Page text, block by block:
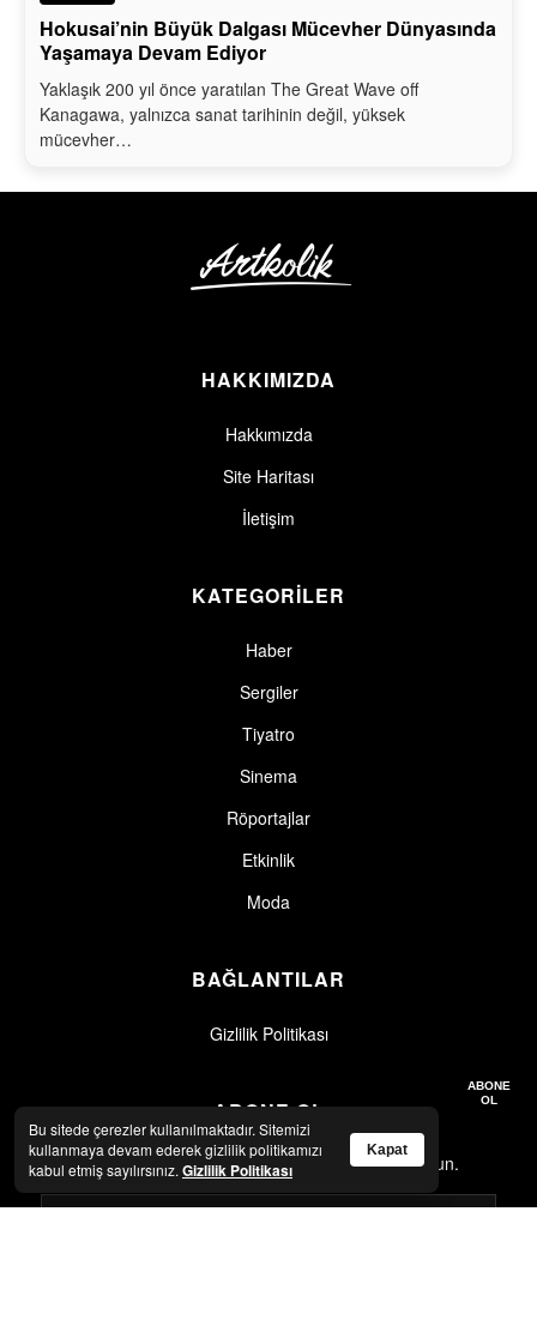
Hokusai’nin Büyük Dalgası Mücevher Dünyasında
Yaşamaya Devam Ediyor
Yaklaşık 200 yıl önce yaratılan The Great Wave off
Kanagawa, yalnızca sanat tarihinin değil, yüksek
mücevher…
HAKKIMIZDA
Hakkımızda
Site Haritası
İletişim
KATEGORİLER
Haber
Sergiler
Tiyatro
Sinema
Röportajlar
Etkinlik
Moda
BAĞLANTILAR
Gizlilik Politikası
ABONE OL
En son haberler ve güncellemeler için abone olun.
ABONE
OL
Bu sitede çerezler kullanılmaktadır. Sitemizi
kullanmaya devam ederek gizlilik politikamızı
kabul etmiş sayılırsınız. Gizlilik Politikası
Kapat